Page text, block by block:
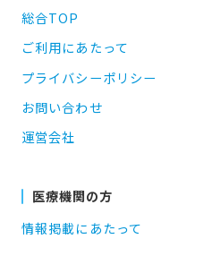
総合TOP
ご利用にあたって
プライバシーポリシー
お問い合わせ
運営会社
医療機関の方
情報掲載にあたって